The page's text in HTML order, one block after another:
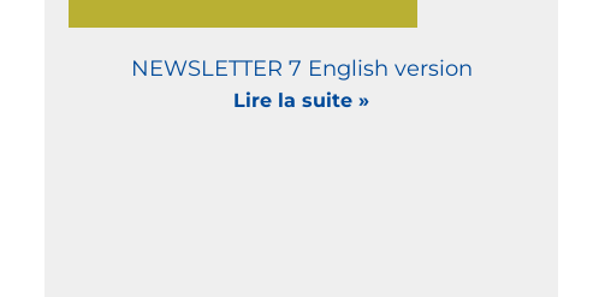
NEWSLETTER 7 English version
Lire la suite »